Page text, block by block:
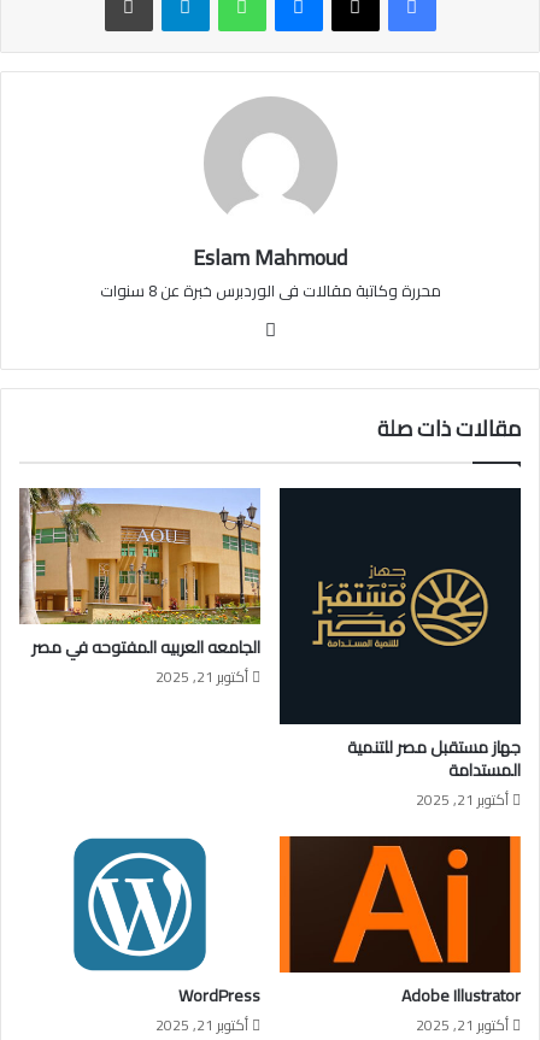
Eslam Mahmoud
محررة وكاتبة مقالات فى الوردبرس خبرة عن 8 سنوات
مقالات ذات صلة
جهاز مستقبل مصر للتنمية
المستدامة
أكتوبر 21, 2025
الجامعه العربيه المفتوحه في مصر
أكتوبر 21, 2025
Adobe Illustrator
أكتوبر 21, 2025
WordPress
أكتوبر 21, 2025